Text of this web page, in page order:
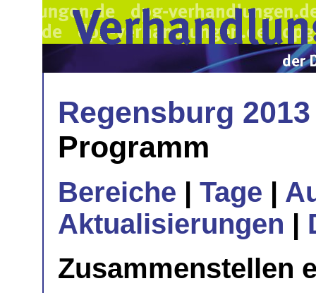
Regensburg 2013
Programm
Bereiche Tage
Aktualisierungen
Zusammenstellen